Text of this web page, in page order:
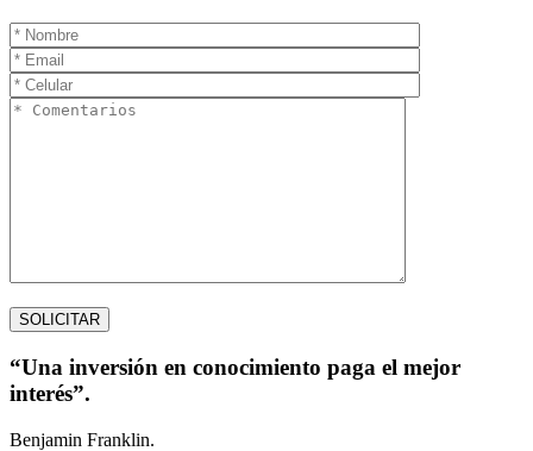
“Una inversión en conocimiento paga el mejor
interés”.
Benjamin Franklin.